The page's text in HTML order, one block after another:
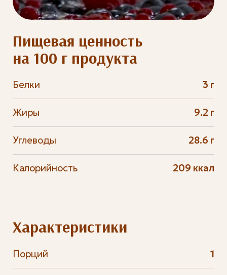
Пищевая ценность
на 100 г продукта
Белки 3 г
Жиры 9.2 г
Углеводы 28.6 г
Калорийность 209 ккал
Характеристики
Порций 1